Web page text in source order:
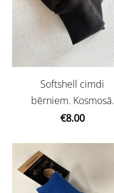
Softshell cimdi
bērniem. Kosmosā.
€8.00